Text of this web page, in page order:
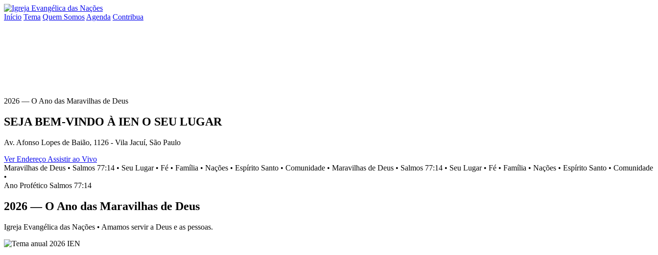
Início Tema Quem Somos Agenda Contribua
2026 — O Ano das Maravilhas de Deus
SEJA BEM-VINDO À IEN O SEU LUGAR
Av. Afonso Lopes de Baião, 1126 - Vila Jacuí, São Paulo
Ver Endereço Assistir ao Vivo
Maravilhas de Deus • Salmos 77:14 • Seu Lugar • Fé • Família • Nações • Espírito Santo • Comunidade • Maravilhas de Deus • Salmos 77:14 • Seu Lugar • Fé • Família • Nações • Espírito Santo • Comunidade
•
Ano Profético Salmos 77:14
2026 — O Ano das Maravilhas de Deus
Igreja Evangélica das Nações • Amamos servir a Deus e as pessoas.